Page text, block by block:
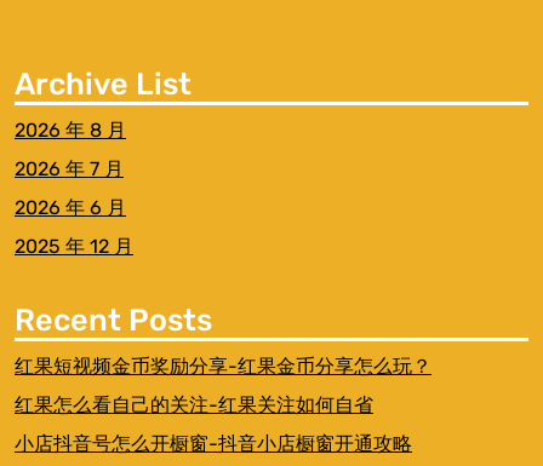
Archive List
2026 年 8 月
2026 年 7 月
2026 年 6 月
2025 年 12 月
Recent Posts
红果短视频金币奖励分享-红果金币分享怎么玩？
红果怎么看自己的关注-红果关注如何自省
小店抖音号怎么开橱窗-抖音小店橱窗开通攻略